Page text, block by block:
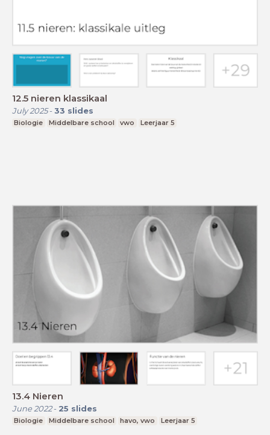
12.5 nieren klassikaal
July 2025- 33 slides
Biologie Middelbare school vwo Leerjaar 5
13.4 Nieren
June 2022- 25 slides
Biologie Middelbare school havo, vwo Leerjaar 5